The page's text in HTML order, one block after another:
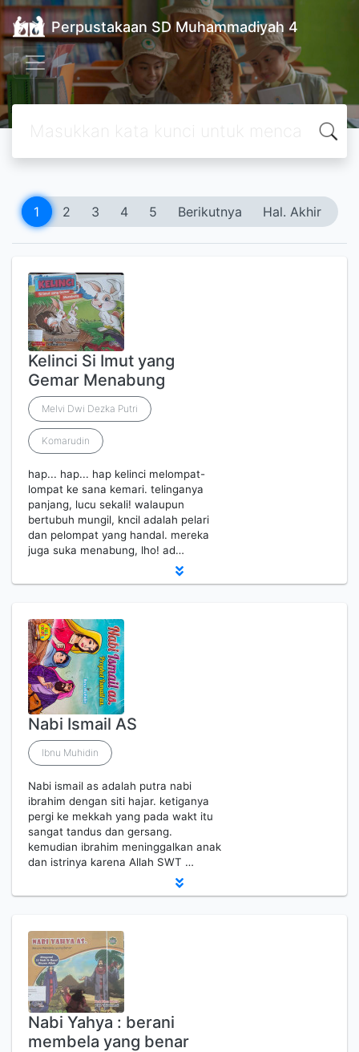
Perpustakaan SD Muhammadiyah 4
1 2 3 4 5 Berikutnya Hal. Akhir
Kelinci Si Imut yang
Gemar Menabung
Melvi Dwi Dezka Putri
Komarudin
hap... hap... hap kelinci melompat-
lompat ke sana kemari. telinganya
panjang, lucu sekali! walaupun
bertubuh mungil, kncil adalah pelari
dan pelompat yang handal. mereka
juga suka menabung, lho! ad…
Nabi Ismail AS
Ibnu Muhidin
Nabi ismail as adalah putra nabi
ibrahim dengan siti hajar. ketiganya
pergi ke mekkah yang pada wakt itu
sangat tandus dan gersang.
kemudian ibrahim meninggalkan anak
dan istrinya karena Allah SWT …
Nabi Yahya : berani
membela yang benar